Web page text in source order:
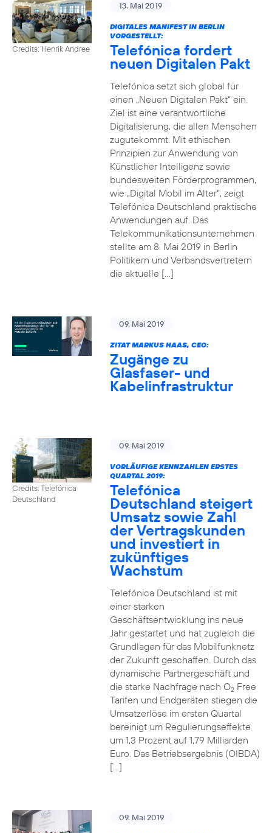
Credits: Henrik Andree
13. Mai 2019
DIGITALES MANIFEST IN BERLIN
VORGESTELLT:
Telefónica fordert
neuen Digitalen Pakt
Telefónica setzt sich global für
einen „Neuen Digitalen Pakt“ ein.
Ziel ist eine verantwortliche
Digitalisierung, die allen Menschen
zugutekommt. Mit ethischen
Prinzipien zur Anwendung von
Künstlicher Intelligenz sowie
bundesweiten Förderprogrammen,
wie „Digital Mobil im Alter“, zeigt
Telefónica Deutschland praktische
Anwendungen auf. Das
Telekommunikationsunternehmen
stellte am 8. Mai 2019 in Berlin
Politikern und Verbandsvertretern
die aktuelle […]
09. Mai 2019
ZITAT MARKUS HAAS, CEO:
Zugänge zu
Glasfaser- und
Kabelinfrastruktur
Credits: Telefónica
Deutschland
09. Mai 2019
VORLÄUFIGE KENNZAHLEN ERSTES
QUARTAL 2019:
Telefónica
Deutschland steigert
Umsatz sowie Zahl
der Vertragskunden
und investiert in
zukünftiges
Wachstum
Telefónica Deutschland ist mit
einer starken
Geschäftsentwicklung ins neue
Jahr gestartet und hat zugleich die
Grundlagen für das Mobilfunknetz
der Zukunft geschaffen. Durch das
dynamische Partnergeschäft und
die starke Nachfrage nach O2Free
Tarifen und Endgeräten stiegen die
Umsatzerlöse im ersten Quartal
bereinigt um Regulierungseffekte
um 1,3 Prozent auf 1,79 Milliarden
Euro. Das Betriebsergebnis (OIBDA)
[…]
09. Mai 2019